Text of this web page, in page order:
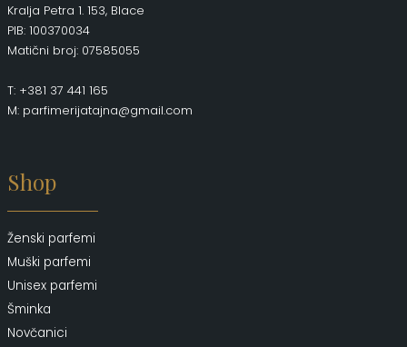
Kralja Petra 1. 153, Blace
PIB: 100370034
Matični broj: 07585055
T: +381 37 441 165
M: parfimerijatajna@gmail.com
Shop
Ženski parfemi
Muški parfemi
Unisex parfemi
Šminka
Novčanici